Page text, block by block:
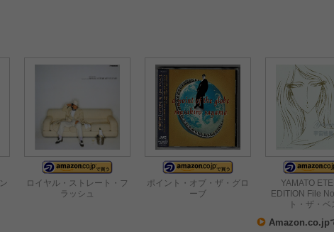
ロイヤル・ストレート・フ
ラッシュ
ポイント・オブ・ザ・グロ
ーブ
YAMATO
EDITION File
ト・ザ・ベ
Amazon.co.jp